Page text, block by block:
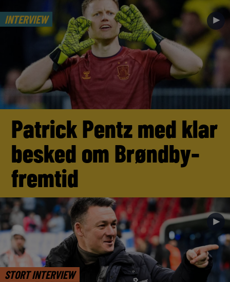
INTERVIEW ►
Patrick Pentz med klar
besked om Brøndby-
fremtid
STORT INTERVIEW
►